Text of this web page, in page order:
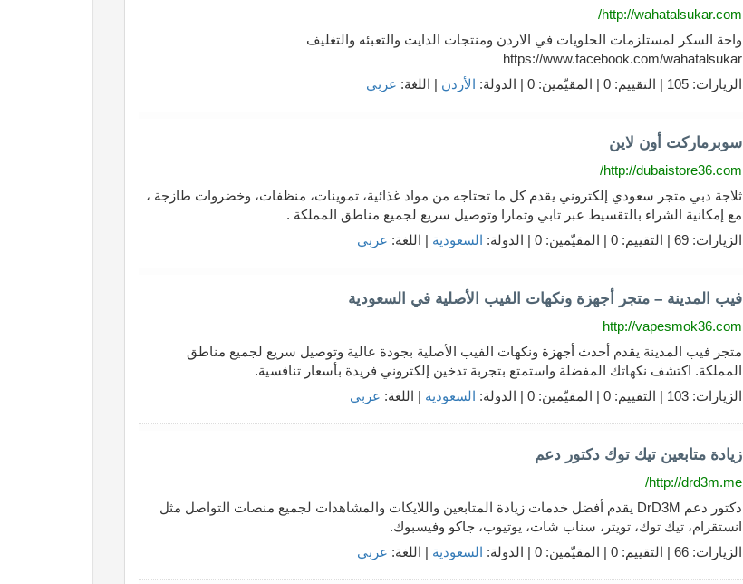
http://wahatalsukar.com/
واحة السكر لمستلزمات الحلويات في الاردن ومنتجات الدايت والتعبئه والتغليف
https://www.facebook.com/wahatalsukar
الزيارات: 105 | التقييم: 0 | المقيّمين: 0 | الدولة:
الأردن | اللغة: عربي
سوبرماركت أون لاين
http://dubaistore36.com/
ثلاجة دبي متجر سعودي إلكتروني يقدم كل ما تحتاجه من مواد غذائية، تموينات، منظفات، وخضروات طازجة ،
مع إمكانية الشراء بالتقسيط عبر تابي وتمارا وتوصيل سريع لجميع مناطق المملكة .
الزيارات: 69 | التقييم: 0 | المقيّمين: 0 | الدولة:
السعودية | اللغة: عربي
فيب المدينة – متجر أجهزة ونكهات الفيب الأصلية في السعودية
http://vapesmok36.com
متجر فيب المدينة يقدم أحدث أجهزة ونكهات الفيب الأصلية بجودة عالية وتوصيل سريع لجميع مناطق
المملكة. اكتشف نكهاتك المفضلة واستمتع بتجربة تدخين إلكتروني فريدة بأسعار تنافسية.
الزيارات: 103 | التقييم: 0 | المقيّمين: 0 | الدولة:
السعودية | اللغة: عربي
زيادة متابعين تيك توك دكتور دعم
http://drd3m.me/
دكتور دعم DrD3M يقدم أفضل خدمات زيادة المتابعين واللايكات والمشاهدات لجميع منصات التواصل مثل
انستقرام، تيك توك، تويتر، سناب شات، يوتيوب، جاكو وفيسبوك.
الزيارات: 66 | التقييم: 0 | المقيّمين: 0 | الدولة:
السعودية | اللغة: عربي